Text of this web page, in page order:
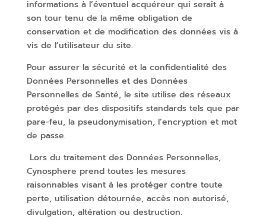
informations à l’éventuel acquéreur qui serait à
son tour tenu de la même obligation de
conservation et de modification des données vis à
vis de l’utilisateur du site.
Pour assurer la sécurité et la confidentialité des
Données Personnelles et des Données
Personnelles de Santé, le site utilise des réseaux
protégés par des dispositifs standards tels que par
pare-feu, la pseudonymisation, l’encryption et mot
de passe.
Lors du traitement des Données Personnelles,
Cynosphere prend toutes les mesures
raisonnables visant à les protéger contre toute
perte, utilisation détournée, accès non autorisé,
divulgation, altération ou destruction.